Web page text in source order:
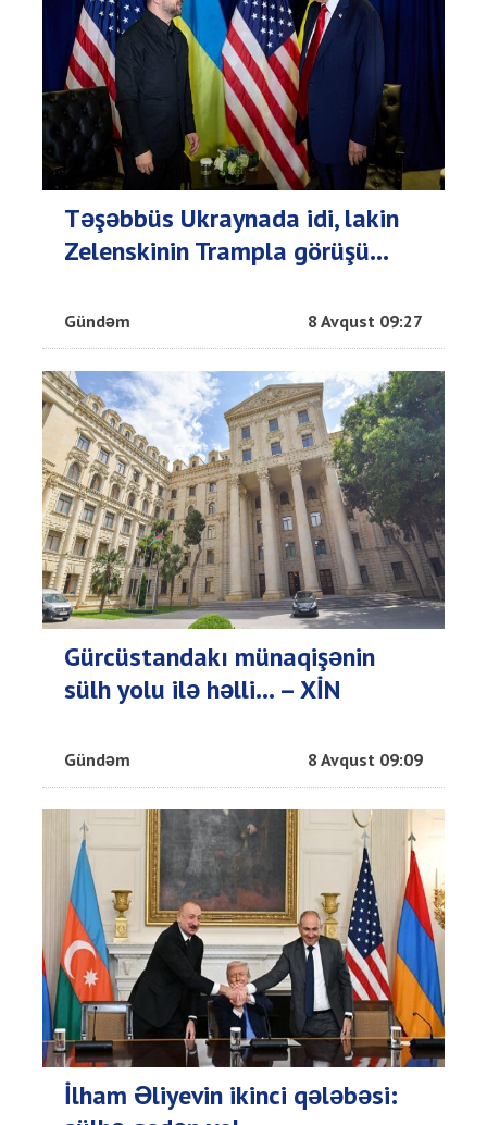
Təşəbbüs Ukraynada idi, lakin
Zelenskinin Trampla görüşü...
Gündəm 8 Avqust 09:27
Gürcüstandakı münaqişənin
sülh yolu ilə həlli... – XİN
Gündəm 8 Avqust 09:09
İlham Əliyevin ikinci qələbəsi: